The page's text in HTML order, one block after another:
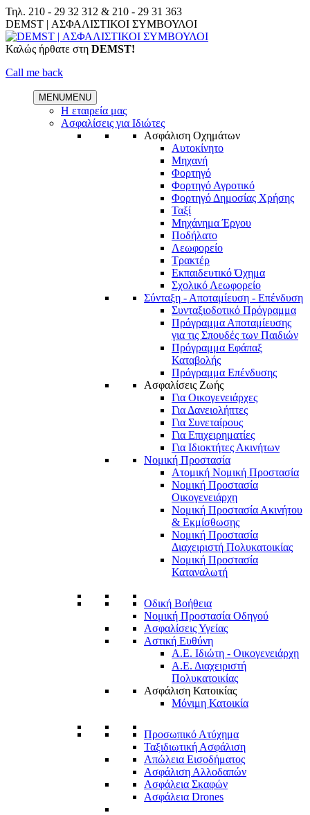
Skip
to
content
Τηλ. 210 - 29 32 312 & 210 - 29 31 363
Facebook
Linkedin
DEMST | ΑΣΦΑΛΙΣΤΙΚΟΙ ΣΥΜΒΟΥΛΟΙ
Καλώς ήρθατε στη DEMST!
Call me back
MENUMENU
Η εταιρεία μας
Ασφαλίσεις για Ιδιώτες
Ασφάλιση Οχημάτων
Αυτοκίνητο
Μηχανή
Φορτηγό
Φορτηγό Αγροτικό
Φορτηγό Δημοσίας Χρήσης
Ταξί
Μηχάνημα Έργου
Ποδήλατο
Λεωφορείο
Τρακτέρ
Εκπαιδευτικό Όχημα
Σχολικό Λεωφορείο
Σύνταξη - Αποταμίευση - Επένδυση
Συνταξιοδοτικό Πρόγραμμα
Πρόγραμμα Αποταμίευσης
για τις Σπουδές των Παιδιών
Πρόγραμμα Εφάπαξ
Καταβολής
Πρόγραμμα Επένδυσης
Ασφαλίσεις Ζωής
Για Οικογενειάρχες
Για Δανειολήπτες
Για Συνεταίρους
Για Επιχειρηματίες
Για Ιδιοκτήτες Ακινήτων
Νομική Προστασία
Ατομική Νομική Προστασία
Νομική Προστασία
Οικογενειάρχη
Νομική Προστασία Ακινήτου
& Εκμίσθωσης
Νομική Προστασία
Διαχειριστή Πολυκατοικίας
Νομική Προστασία
Καταναλωτή
Οδική Βοήθεια
Νομική Προστασία Οδηγού
Ασφαλίσεις Υγείας
Αστική Ευθύνη
Α.Ε. Ιδιώτη - Οικογενειάρχη
Α.Ε. Διαχειριστή
Πολυκατοικίας
Ασφάλιση Κατοικίας
Μόνιμη Κατοικία
Προσωπικό Ατύχημα
Ταξιδιωτική Ασφάλιση
Απώλεια Εισοδήματος
Ασφάλιση Αλλοδαπών
Ασφάλεια Σκαφών
Ασφάλεια Drones